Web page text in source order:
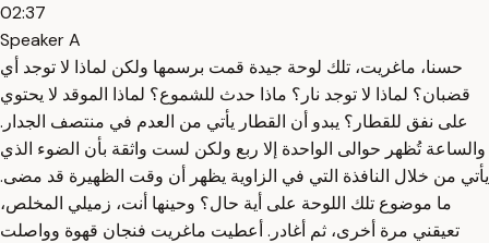
02:37
Speaker A
حسنا، ماغريت، تلك لوحة جيدة قمت برسمها ولكن لماذا لا توجد أي
قضبان؟ لماذا لا توجد نار؟ ماذا حدث للشموع؟ لماذا الموقد لا يحتوي
على نفق للقطار؟ يبدو أن القطار يأتي من العدم في منتصف الجدار.
والساعة تُظهر حوالى الواحدة إلا ربع ولكن لست واثقة بأن الضوء الذي
يأتي من خلال النافذة التي في الزاوية يظهر أن وقت الظهيرة قد مضى.
ما موضوع تلك اللوحة على أية حال؟ وحينها أنت، زميلي المخلص،
تعيقني مرة أخرى، ثم أغادر. أعطيت ماغريت فنجان قهوة وواصلت